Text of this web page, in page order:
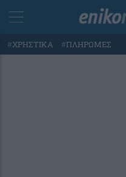
#ΧΡΗΣΤΙΚΑ #ΠΛΗΡΩΜΕΣ